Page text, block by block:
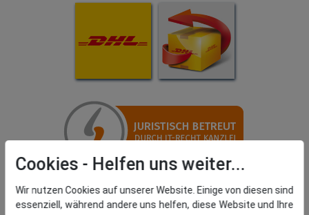
Cookies
Wir nutzen Cookies auf unserer Website. Einige von diesen sind
essenziell, während andere uns helfen, diese Website und Ihre